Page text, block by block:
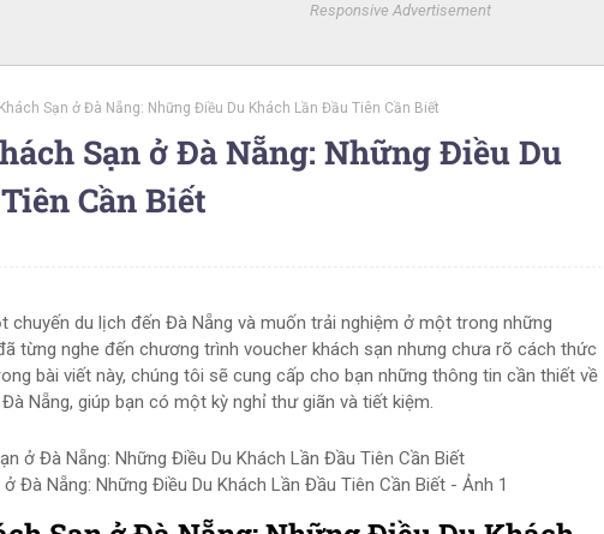
Responsive Advertisement
Sạn ở Đà Nẵng: Những Điều Du Khách Lần Đầu Tiên Cần Biết
Sạn ở Đà Nẵng: Những Điều Du
Cần Biết
chuyến du lịch đến Đà Nẵng và muốn trải nghiệm ở một trong những
từng nghe đến chương trình voucher khách sạn nhưng chưa rõ cách thức
bài viết này, chúng tôi sẽ cung cấp cho bạn những thông tin cần thiết về
Nẵng, giúp bạn có một kỳ nghỉ thư giãn và tiết kiệm.
Đà Nẵng: Những Điều Du Khách Lần Đầu Tiên Cần Biết - Ảnh 1